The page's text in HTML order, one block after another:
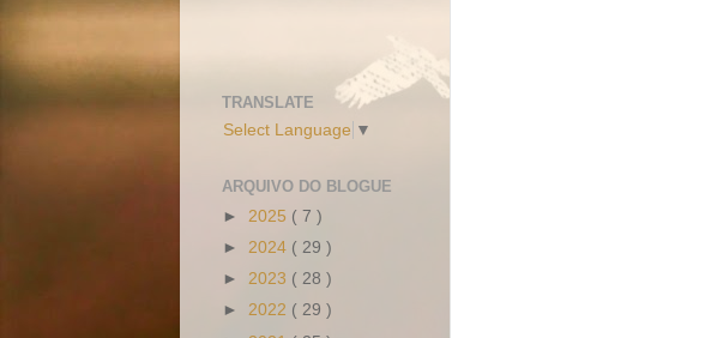
TRANSLATE
Select Language ▼
ARQUIVO DO BLOGUE
► 2025 ( 7 )
► 2024 ( 29 )
► 2023 ( 28 )
► 2022 ( 29 )